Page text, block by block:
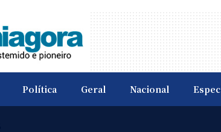
Política Geral Nacional